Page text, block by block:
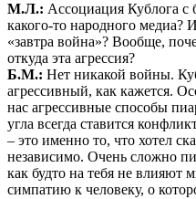
М.Л.: Ассоциация Кублога с
какого-то народного медиа?
«завтра война»? Вообще,
откуда эта агрессия?
Б.М.: Нет никакой войны.
агрессивный, как кажется.
нас агрессивные способы
угла всегда ставится
– это именно то, что хотел
независимо. Очень сложно
как будто на тебя не влияют
симпатию к человеку, о